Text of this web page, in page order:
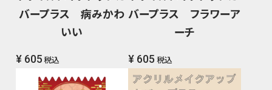
バープラス 病みかわ
いい
¥ 605 税込
バープラス フラワーア
ーチ
¥ 605 税込